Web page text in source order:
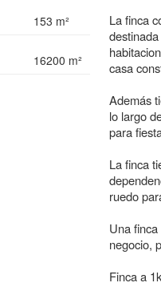
153 m²
16200 m²
La finca
casa
Además
lo largo
para
La finca
ruedo
Una
negocio,
Finca a